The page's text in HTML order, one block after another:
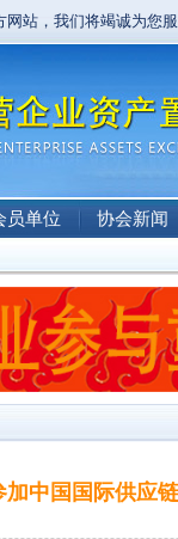
网站，我们将竭诚为您
员单位 协会新闻
加中国国际供应